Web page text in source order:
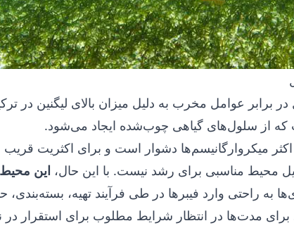
در برابر عوامل مخرب به دلیل میزان بالای لیگنین در
که از سلول‌های گیاهی چوب‌شده ایجاد می‌شود.
اکثر میکروارگانیسم‌ها دشوار است و برای اکثریت
محیط مناسبی برای رشد نیست. با این حال، این
به راحتی وارد فیبرها در طی فرآیند تهیه، بسته‌بندی،
مدت‌ها در انتظار شرایط مطلوب برای استقرار در